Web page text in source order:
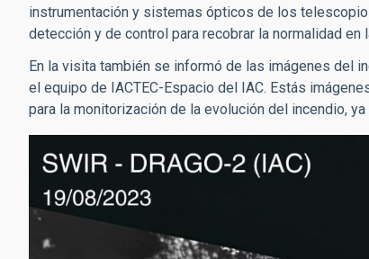
instrumentación y sistemas ópticos de los
detección y de control para recobrar la normalidad
En la visita también se informó de las imágenes del
el equipo de IACTEC-Espacio del IAC. Estás
para la monitorización de la evolución del incendio,